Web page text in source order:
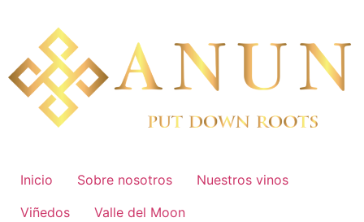
content
Inicio Sobre nosotros
Nuestros vinos
Viñedos
Valle del Moon